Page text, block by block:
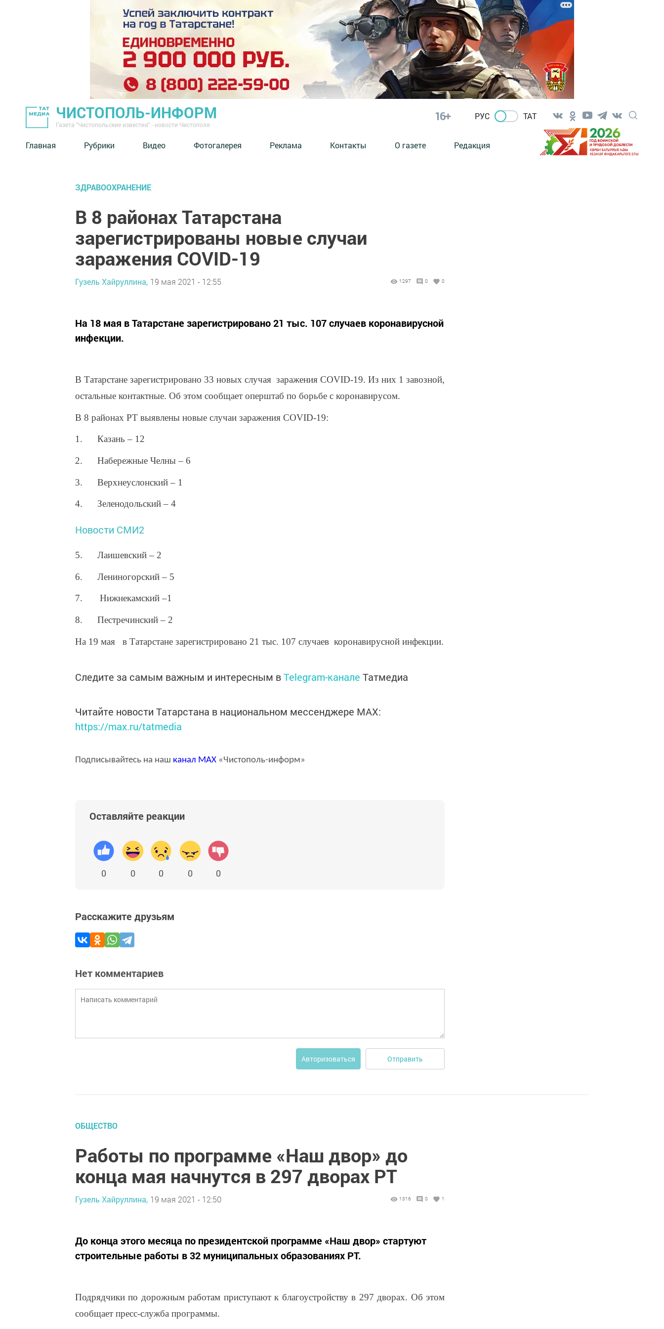
ЧИСТОПОЛЬ-ИНФОРМ
Газета "Чистопольские известия" - новости Чистополя
16+ РУС ТАТ
Главная Рубрики Видео Фотогалерея Реклама Контакты О газете Редакция
ЗДРАВООХРАНЕНИЕ
В 8 районах Татарстана
зарегистрированы новые случаи
заражения COVID-19
Гузель Хайруллина, 19 мая 2021 - 12:55 1297 0 0
На 18 мая в Татарстане зарегистрировано 21 тыс. 107 случаев коронавирусной
инфекции.
В Татарстане зарегистрировано 33 новых случая заражения COVID-19. Из них 1 завозной,
остальные контактные. Об этом сообщает оперштаб по борьбе с коронавирусом.
В 8 районах РТ выявлены новые случаи заражения COVID-19:
1. Казань – 12
2. Набережные Челны – 6
3. Верхнеуслонский – 1
4. Зеленодольский – 4
Новости СМИ2
5. Лаишевский – 2
6. Лениногорский – 5
7. Нижнекамский –1
8. Пестречинский – 2
На 19 мая в Татарстане зарегистрировано 21 тыс. 107 случаев коронавирусной инфекции.
Следите за самым важным и интересным вTelegram-канале Татмедиа
Читайте новости Татарстана в национальном мессенджере MАХ:
https://max.ru/tatmedia
Подписывайтесь на наш канал MAX «Чистополь-информ»
Оставляйте реакции
0 0 0 0 0
Расскажите друзьям
Нет комментариев
Авторизоваться Отправить
ОБЩЕСТВО
Работы по программе «Наш двор» до
конца мая начнутся в 297 дворах РТ
Гузель Хайруллина, 19 мая 2021 - 12:50 1316 0 1
До конца этого месяца по президентской программе «Наш двор» стартуют
строительные работы в 32 муниципальных образованиях РТ.
Подрядчики по дорожным работам приступают к благоустройству в 297 дворах. Об этом
сообщает пресс-служба программы.